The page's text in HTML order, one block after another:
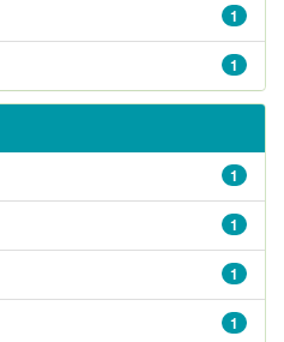
1
1
1
1
1
1